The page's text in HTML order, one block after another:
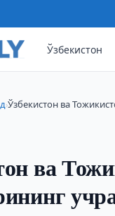
Ўзбекистон
›Ўзбекистон ва
ва